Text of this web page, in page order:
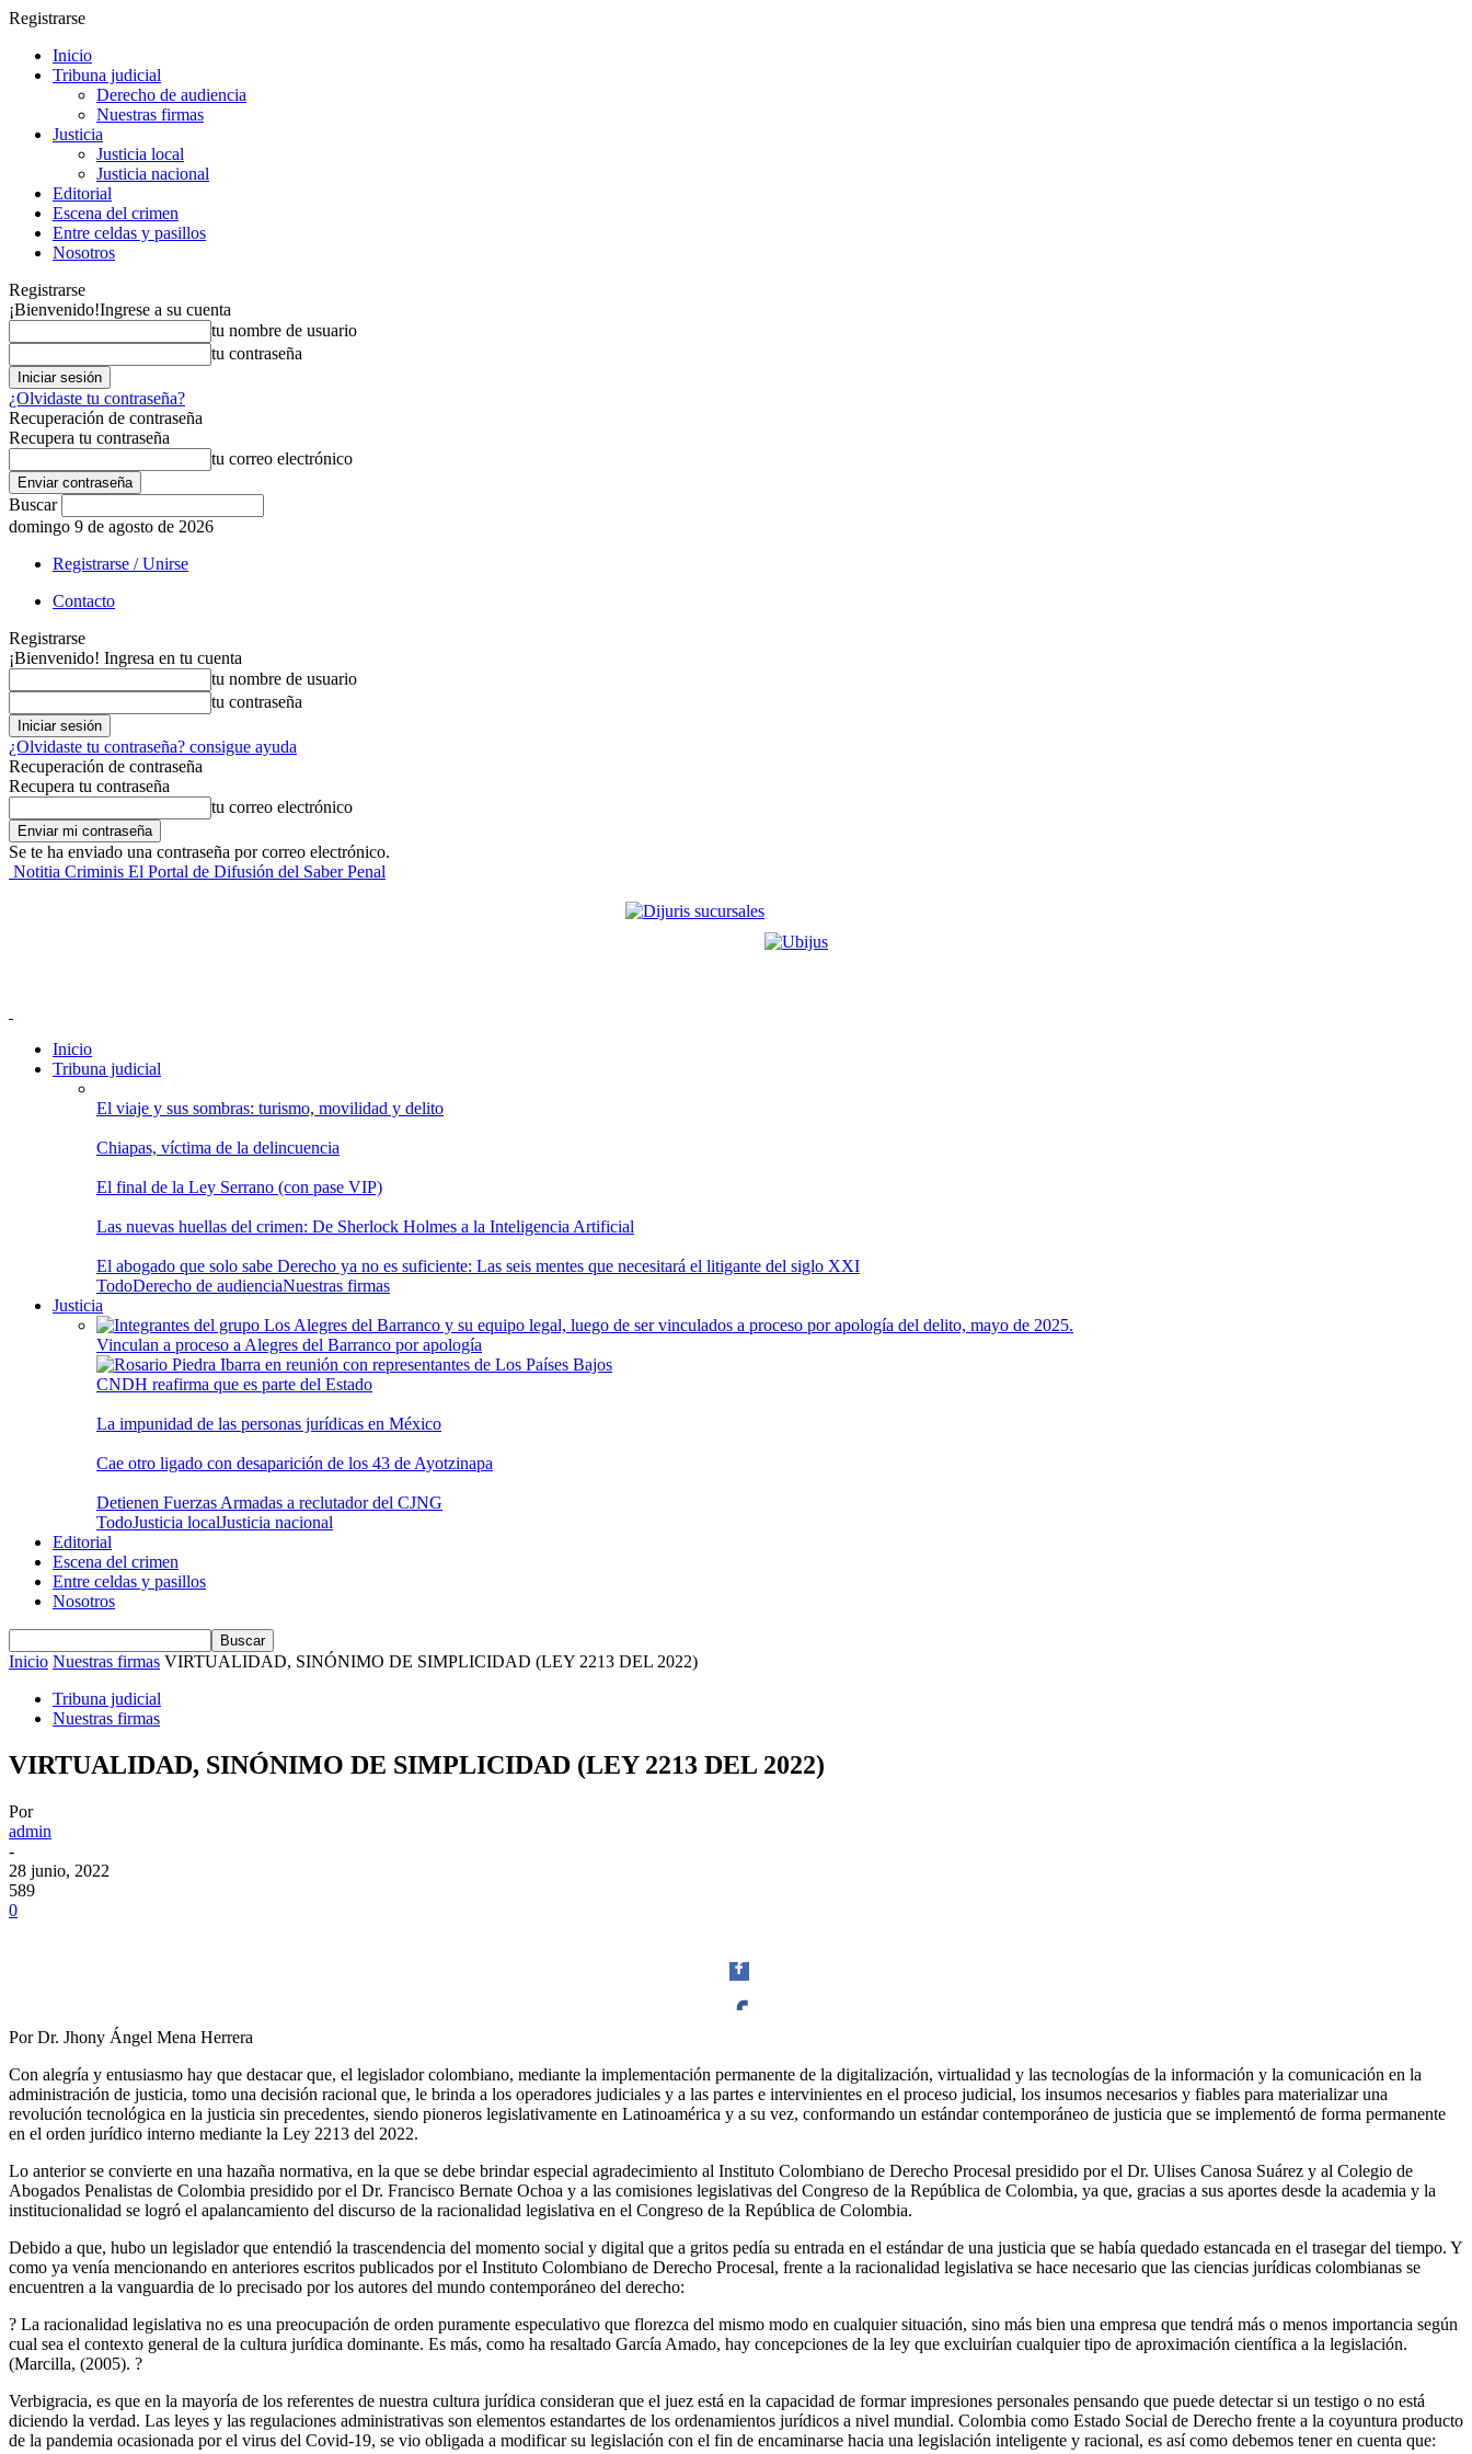
Registrarse
Inicio
Tribuna judicial
Derecho de audiencia
Nuestras firmas
Justicia
Justicia local
Justicia nacional
Editorial
Escena del crimen
Entre celdas y pasillos
Nosotros
Registrarse
¡Bienvenido!Ingrese a su cuenta
tu nombre de usuario
tu contraseña
¿Olvidaste tu contraseña?
Recuperación de contraseña
Recupera tu contraseña
tu correo electrónico
Buscar
domingo 9 de agosto de 2026
Registrarse / Unirse
Contacto
Registrarse
¡Bienvenido! Ingresa en tu cuenta
tu nombre de usuario
tu contraseña
¿Olvidaste tu contraseña? consigue ayuda
Recuperación de contraseña
Recupera tu contraseña
tu correo electrónico
Se te ha enviado una contraseña por correo electrónico.
Notitia Criminis El Portal de Difusión del Saber Penal
Inicio
Tribuna judicial
El viaje y sus sombras: turismo, movilidad y delito
Chiapas, víctima de la delincuencia
El final de la Ley Serrano (con pase VIP)
Las nuevas huellas del crimen: De Sherlock Holmes a la Inteligencia Artificial
El abogado que solo sabe Derecho ya no es suficiente: Las seis mentes que necesitará el litigante del siglo XXI
TodoDerecho de audienciaNuestras firmas
Justicia
Vinculan a proceso a Alegres del Barranco por apología
CNDH reafirma que es parte del Estado
La impunidad de las personas jurídicas en México
Cae otro ligado con desaparición de los 43 de Ayotzinapa
Detienen Fuerzas Armadas a reclutador del CJNG
TodoJusticia localJusticia nacional
Editorial
Escena del crimen
Entre celdas y pasillos
Nosotros
Inicio Nuestras firmas VIRTUALIDAD, SINÓNIMO DE SIMPLICIDAD (LEY 2213 DEL 2022)
Tribuna judicial
Nuestras firmas
VIRTUALIDAD, SINÓNIMO DE SIMPLICIDAD (LEY 2213 DEL 2022)
Por
admin
-
28 junio, 2022
589
0
Twitter
Whatsapp
Por Dr. Jhony Ángel Mena Herrera
Con alegría y entusiasmo hay que destacar que, el legislador colombiano, mediante la implementación permanente de la digitalización, virtualidad y las tecnologías de la información y la comunicación en la
administración de justicia, tomo una decisión racional que, le brinda a los operadores judiciales y a las partes e intervinientes en el proceso judicial, los insumos necesarios y fiables para materializar una
revolución tecnológica en la justicia sin precedentes, siendo pioneros legislativamente en Latinoamérica y a su vez, conformando un estándar contemporáneo de justicia que se implementó de forma permanente
en el orden jurídico interno mediante la Ley 2213 del 2022.
Lo anterior se convierte en una hazaña normativa, en la que se debe brindar especial agradecimiento al Instituto Colombiano de Derecho Procesal presidido por el Dr. Ulises Canosa Suárez y al Colegio de
Abogados Penalistas de Colombia presidido por el Dr. Francisco Bernate Ochoa y a las comisiones legislativas del Congreso de la República de Colombia, ya que, gracias a sus aportes desde la academia y la
institucionalidad se logró el apalancamiento del discurso de la racionalidad legislativa en el Congreso de la República de Colombia.
Debido a que, hubo un legislador que entendió la trascendencia del momento social y digital que a gritos pedía su entrada en el estándar de una justicia que se había quedado estancada en el trasegar del tiempo. Y
como ya venía mencionando en anteriores escritos publicados por el Instituto Colombiano de Derecho Procesal, frente a la racionalidad legislativa se hace necesario que las ciencias jurídicas colombianas se
encuentren a la vanguardia de lo precisado por los autores del mundo contemporáneo del derecho:
? La racionalidad legislativa no es una preocupación de orden puramente especulativo que florezca del mismo modo en cualquier situación, sino más bien una empresa que tendrá más o menos importancia según
cual sea el contexto general de la cultura jurídica dominante. Es más, como ha resaltado García Amado, hay concepciones de la ley que excluirían cualquier tipo de aproximación científica a la legislación.
(Marcilla, (2005). ?
Verbigracia, es que en la mayoría de los referentes de nuestra cultura jurídica consideran que el juez está en la capacidad de formar impresiones personales pensando que puede detectar si un testigo o no está
diciendo la verdad. Las leyes y las regulaciones administrativas son elementos estandartes de los ordenamientos jurídicos a nivel mundial. Colombia como Estado Social de Derecho frente a la coyuntura producto
de la pandemia ocasionada por el virus del Covid-19, se vio obligada a modificar su legislación con el fin de encaminarse hacia una legislación inteligente y racional, es así como debemos tener en cuenta que: